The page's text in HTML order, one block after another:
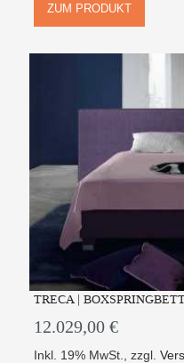
ZUM PRODUKT
TRECA |
12.029,00 €
Inkl. 19% MwSt. ,zzgl.